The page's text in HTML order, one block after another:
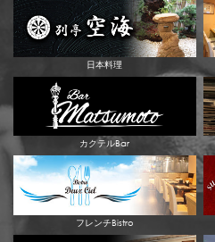
日本料理
カクテルBar
フレンチBistro